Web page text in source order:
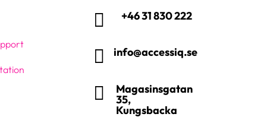
 +46 31 830 222
 info@accessiq.se
 Magasinsgatan
35,
Kungsbacka